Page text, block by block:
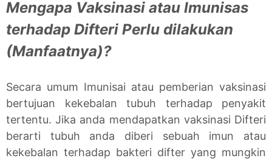
Mengapa Vaksinasi atau Imunisas
terhadap Difteri Perlu dilakukan
(Manfaatnya)?
Secara umum Imunisai atau pemberian vaksinasi
bertujuan kekebalan tubuh terhadap penyakit
tertentu. Jika anda mendapatkan vaksinasi Difteri
berarti tubuh anda diberi sebuah imun atau
kekebalan terhadap bakteri difter yang mungkin